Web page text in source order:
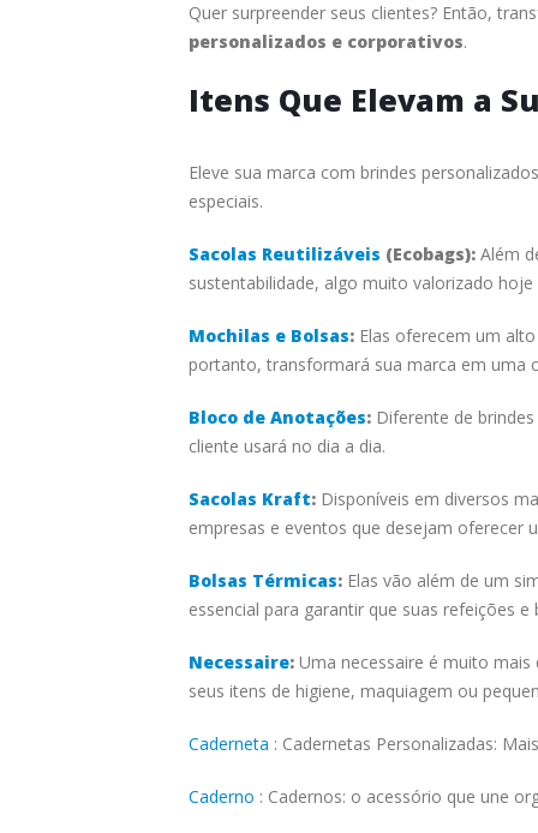
Quer surpreender seus clientes? Então,
personalizados e corporativos.
Itens Que Elevam a
Eleve sua marca com brindes
especiais.
Sacolas Reutilizáveis (Ecobags): Além
sustentabilidade, algo muito valorizado hoje
Mochilas e Bolsas: Elas oferecem um
portanto, transformará sua marca em uma
Bloco de Anotações: Diferente de
cliente usará no dia a dia.
Sacolas Kraft: Disponíveis em diversos
empresas e eventos que desejam oferecer
Bolsas Térmicas: Elas vão além de um
essencial para garantir que suas refeições
Necessaire: Uma necessaire é muito
seus itens de higiene, maquiagem ou
Caderneta : Cadernetas Personalizadas:
Caderno : Cadernos: o acessório que une